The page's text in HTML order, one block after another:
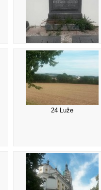
20 Hrob biskupa
24 Luže